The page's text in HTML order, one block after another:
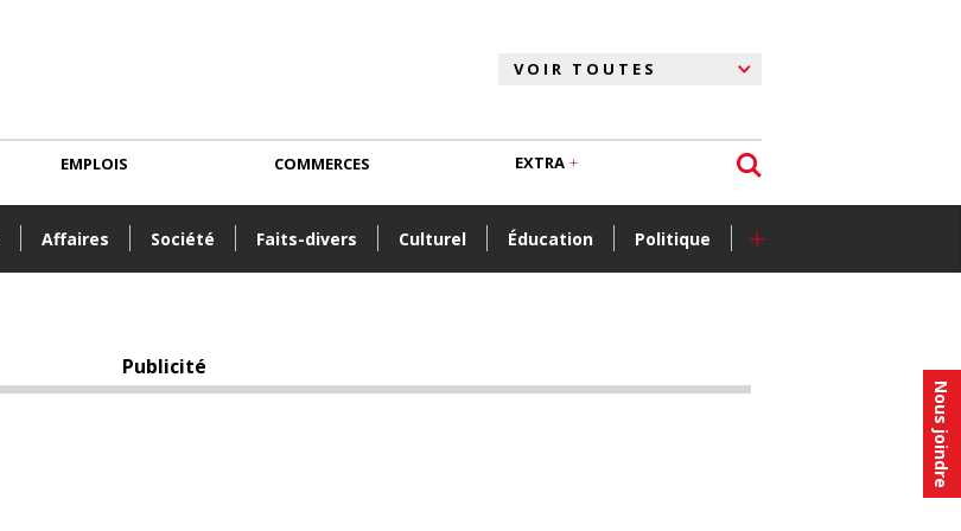
Nous joindre
Affaires Société Faits-divers Culturel Éducation Politique +
EMPLOIS COMMERCES EXTRA
Publicité